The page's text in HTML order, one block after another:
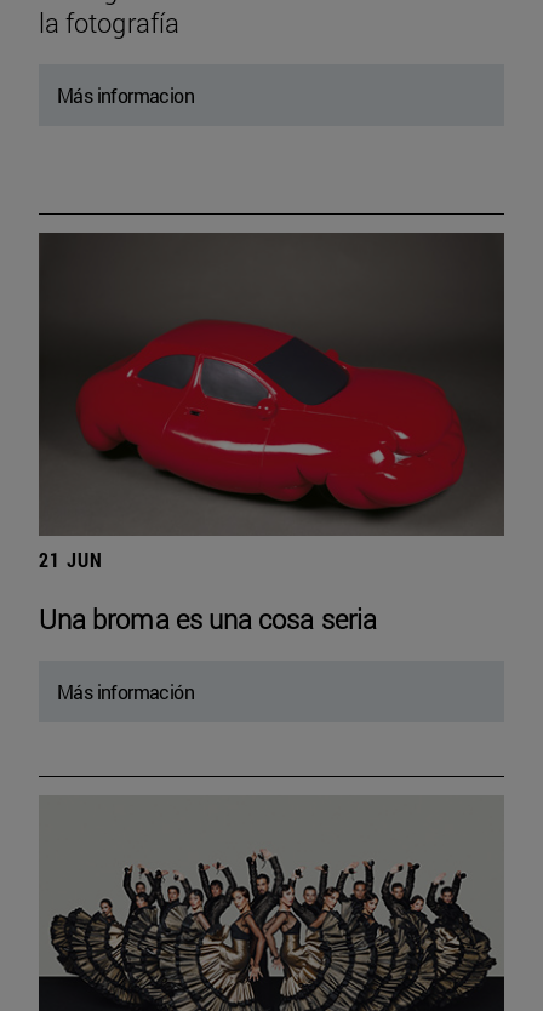
la fotografía
Más informacion
21 JUN
Una broma es una cosa seria
Más información